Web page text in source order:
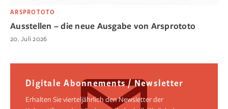
ARSPROTOTO
Ausstellen – die neue Ausgabe von Arsprototo
20. Juli 2026
Digitale Abonnements / Newsletter
Erhalten Sie vierteljährlich den Newsletter der